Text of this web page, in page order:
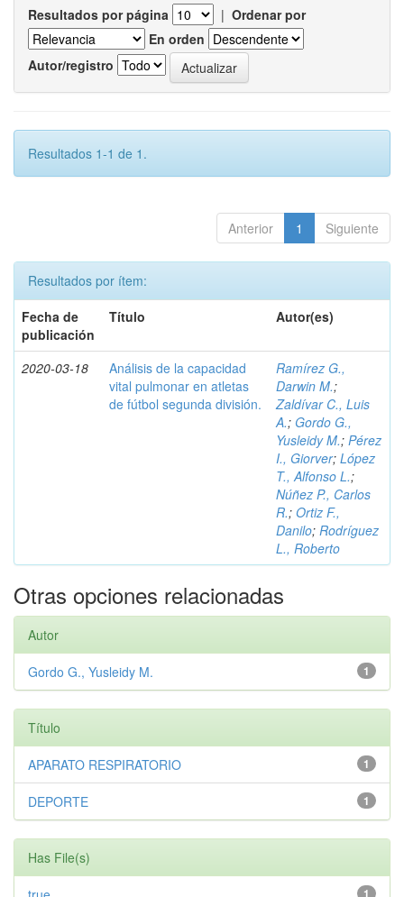
Resultados por página | Ordenar por
En orden
Autor/registro
Resultados 1-1 de 1.
Anterior 1 Siguiente
Resultados por ítem:
Fecha de
publicación
Título Autor(es)
2020-03-18
Análisis de la capacidad
vital pulmonar en atletas
de fútbol segunda división.
Ramírez G.,
Darwin M.;
Zaldívar C., Luis
A.; Gordo G.,
Yusleidy M.; Pérez
I., Giorver; López
T., Alfonso L.;
Núñez P., Carlos
R.; Ortiz F.,
Danilo; Rodríguez
L., Roberto
Otras opciones relacionadas
Autor
1
Gordo G., Yusleidy M.
Título
1
APARATO RESPIRATORIO
1
DEPORTE
Has File(s)
1